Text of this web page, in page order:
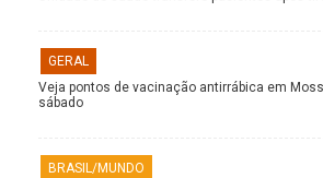
GERAL
Veja pontos de vacinação antirrábica em
sábado
BRASIL/MUNDO